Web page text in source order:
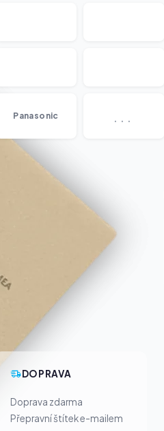
Panasonic
DOPRAVA
Doprava zdarma
Přepravní štítek e-mailem